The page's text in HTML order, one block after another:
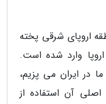
اروپای شرقی پخته
وارد شده است.
در ایران می پزیم،
اصلی آن استفاده از